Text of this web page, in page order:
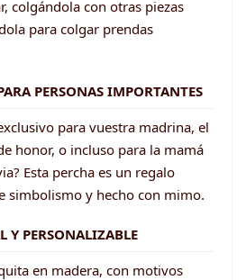
colgándola con otras piezas
para colgar prendas
PERSONAS IMPORTANTES
para vuestra madrina, el
honor, o incluso para la mamá
Esta percha es un regalo
simbolismo y hecho con mimo.
Y PERSONALIZABLE
en madera, con motivos